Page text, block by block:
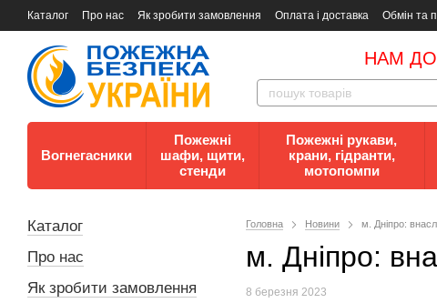
Каталог Про нас Як зробити замовлення Оплата і доставка Обмін та
Документи
Контакти Документи з пожежної безпеки
НАМ
Вогнегасники
Пожежні
шафи, щити,
стенди
Пожежні рукави,
крани, гідранти,
мотопомпи
Головна Новини м. Дніпро:
м. Дніпро:
8 березня 2023
Каталог
Про нас
Як зробити замовлення